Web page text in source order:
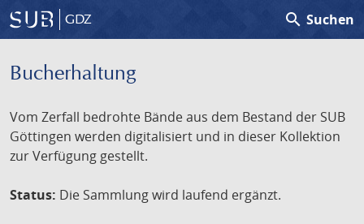
GDZ search Suchen
Bucherhaltung
Vom Zerfall bedrohte Bände aus dem Bestand der SUB
Göttingen werden digitalisiert und in dieser Kollektion
zur Verfügung gestellt.
Status: Die Sammlung wird laufend ergänzt.